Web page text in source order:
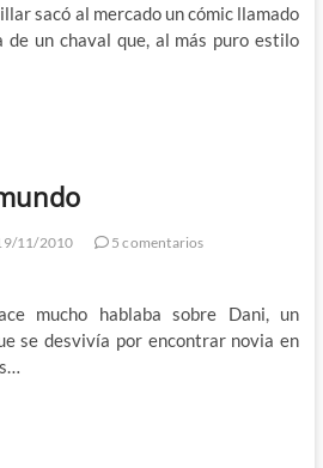
sacó al mercado un cómic llamado
de un chaval que, al más puro estilo
11/2010
5 comentarios
mucho hablaba sobre Dani, un
se desvivía por encontrar novia en